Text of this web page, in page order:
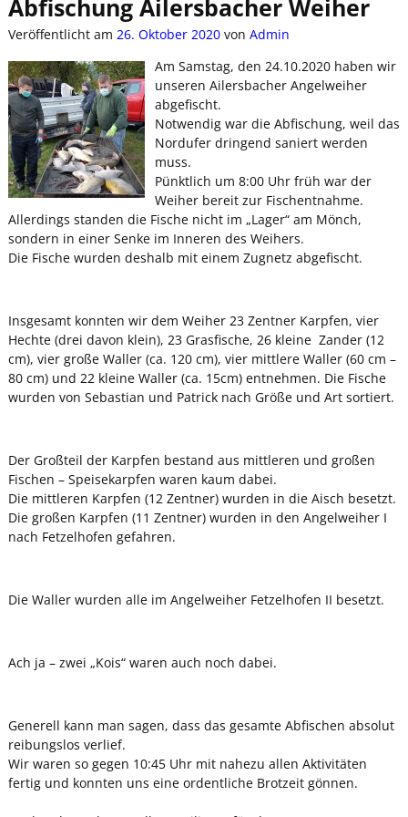
Abfischung Ailersbacher Weiher
Veröffentlicht am 26. Oktober 2020 von Admin
Am Samstag, den 24.10.2020 haben wir
unseren Ailersbacher Angelweiher
abgefischt.
Notwendig war die Abfischung, weil das
Nordufer dringend saniert werden
muss.
Pünktlich um 8:00 Uhr früh war der
Weiher bereit zur Fischentnahme.
Allerdings standen die Fische nicht im „Lager“ am Mönch,
sondern in einer Senke im Inneren des Weihers.
Die Fische wurden deshalb mit einem Zugnetz abgefischt.
Insgesamt konnten wir dem Weiher 23 Zentner Karpfen, vier
Hechte (drei davon klein), 23 Grasfische, 26 kleine Zander (12
cm), vier große Waller (ca. 120 cm), vier mittlere Waller (60 cm –
80 cm) und 22 kleine Waller (ca. 15cm) entnehmen. Die Fische
wurden von Sebastian und Patrick nach Größe und Art sortiert.
Der Großteil der Karpfen bestand aus mittleren und großen
Fischen – Speisekarpfen waren kaum dabei.
Die mittleren Karpfen (12 Zentner) wurden in die Aisch besetzt.
Die großen Karpfen (11 Zentner) wurden in den Angelweiher I
nach Fetzelhofen gefahren.
Die Waller wurden alle im Angelweiher Fetzelhofen II besetzt.
Ach ja – zwei „Kois“ waren auch noch dabei.
Generell kann man sagen, dass das gesamte Abfischen absolut
reibungslos verlief.
Wir waren so gegen 10:45 Uhr mit nahezu allen Aktivitäten
fertig und konnten uns eine ordentliche Brotzeit gönnen.